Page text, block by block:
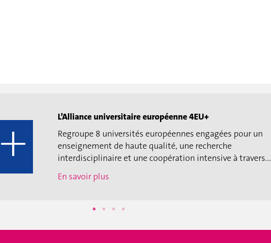
L’Alliance universitaire européenne 4EU+
Regroupe 8 universités européennes engagées pour un
enseignement de haute qualité, une recherche
interdisciplinaire et une coopération intensive à travers...
En savoir plus